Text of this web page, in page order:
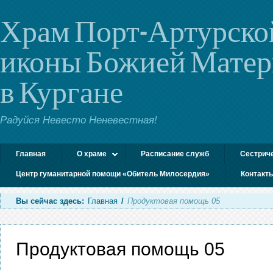
Храм Порт-
иконы Божией
в Кургане
Радуйся Невесто Неневестная!
Главная О храме Расписание служб
Центр гуманитарной помощи «Обитель Милосердия»
Вы сейчас здесь: Главная / Продуктовая помощь 05
Продуктовая помощь 05